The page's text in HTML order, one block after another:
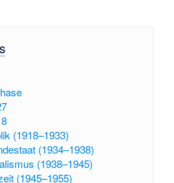
(1918–1933)
(1934–1938)
(1938–1945)
(1945–1955)